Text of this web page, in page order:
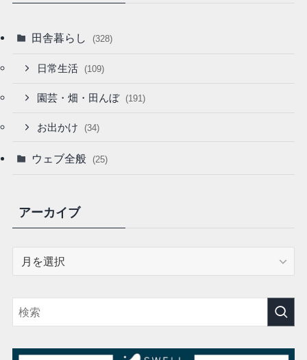
田舎暮らし (328)
日常生活 (109)
園芸・畑・田んぼ (191)
お出かけ (34)
ウェブ全般 (25)
アーカイブ
イ
ブ